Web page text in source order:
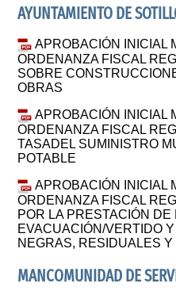
AYUNTAMIENTO DE
APROBACIÓN INICIAL
ORDENANZA FISCAL
SOBRE
OBRAS
APROBACIÓN INICIAL
ORDENANZA FISCAL
TASADEL SUMINISTRO
POTABLE
APROBACIÓN INICIAL
ORDENANZA FISCAL
POR LA PRESTACIÓN
EVACUACIÓN/VERTIDO
NEGRAS, RESIDUALES
MANCOMUNIDAD DE